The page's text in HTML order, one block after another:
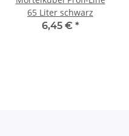
65 Liter schwarz
6,45 € *